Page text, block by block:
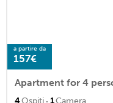
a partire da
157€
4Ospiti 1Camera